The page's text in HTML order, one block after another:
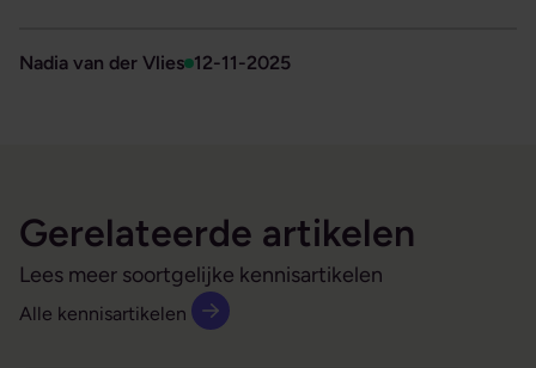
Nadia van der Vlies 12-11-2025
Gerelateerde artikelen
Lees meer soortgelijke kennisartikelen
Alle kennisartikelen